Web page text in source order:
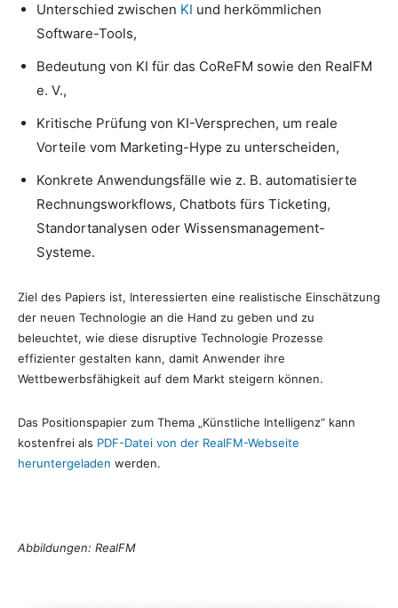
Unterschied zwischen KI und herkömmlichen
Software-Tools,
Bedeutung von KI für das CoReFM sowie den RealFM
e. V.,
Kritische Prüfung von KI-Versprechen, um reale
Vorteile vom Marketing-Hype zu unterscheiden,
Konkrete Anwendungsfälle wie z. B. automatisierte
Rechnungsworkflows, Chatbots fürs Ticketing,
Standortanalysen oder Wissensmanagement-
Systeme.
Ziel des Papiers ist, Interessierten eine realistische Einschätzung
der neuen Technologie an die Hand zu geben und zu
beleuchtet, wie diese disruptive Technologie Prozesse
effizienter gestalten kann, damit Anwender ihre
Wettbewerbsfähigkeit auf dem Markt steigern können.
Das Positionspapier zum Thema „Künstliche Intelligenz“ kann
kostenfrei als PDF-Datei von der RealFM-Webseite
heruntergeladen werden.
Abbildungen: RealFM